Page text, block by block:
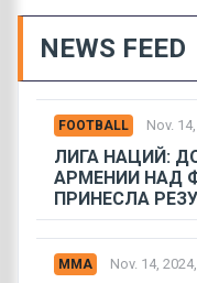
NEWS FEED
FOOTBALL Nov.
ЛИГА НАЦИЙ:
АРМЕНИИ НАД
ПРИНЕСЛА
MMA Nov. 14,